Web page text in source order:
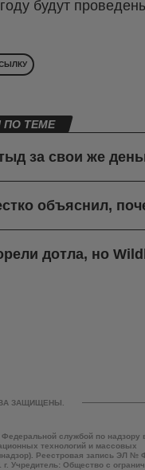
будут
ПО ТЕМЕ
за свои же
объяснил,
дотла, но
ЗАЩИЩЕНЫ.
Федеральной службой по надзору
технологий и массовых
Реестровая запись ЭЛ №
Учредитель: Общество с